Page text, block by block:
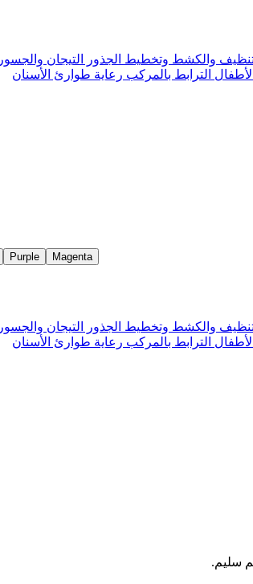
والكشط وتخطيط الجذور التيجان والجسور
الترابط بالمركب رعاية طوارئ الأسنان
Purple Magenta
والكشط وتخطيط الجذور التيجان والجسور
الترابط بالمركب رعاية طوارئ الأسنان
سليم.